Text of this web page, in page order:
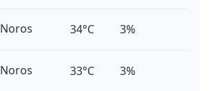
Noros 34°C 3%
Noros 33°C 3%